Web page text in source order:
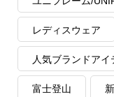
レディスウェア
人気ブランドア
富士登山